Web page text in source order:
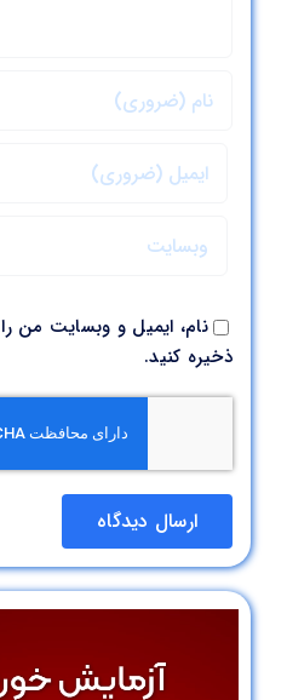
نام، ایمیل و وبسایت من
ذخیره کنید.